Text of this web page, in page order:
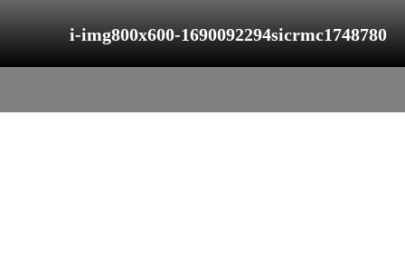
i-img800x600-1690092294sicrmc1748780